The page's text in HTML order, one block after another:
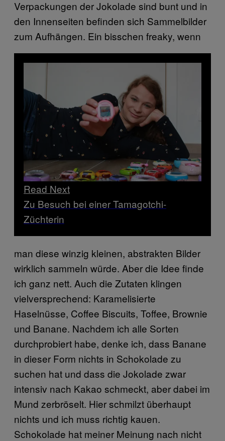
Verpackungen der Jokolade sind bunt und in
den Innenseiten befinden sich Sammelbilder
zum Aufhängen. Ein bisschen freaky, wenn
Read Next
Zu Besuch bei einer Tamagotchi-
Züchterin
man diese winzig kleinen, abstrakten Bilder
wirklich sammeln würde. Aber die Idee finde
ich ganz nett. Auch die Zutaten klingen
vielversprechend: Karamelisierte
Haselnüsse, Coffee Biscuits, Toffee, Brownie
und Banane. Nachdem ich alle Sorten
durchprobiert habe, denke ich, dass Banane
in dieser Form nichts in Schokolade zu
suchen hat und dass die Jokolade zwar
intensiv nach Kakao schmeckt, aber dabei im
Mund zerbröselt. Hier schmilzt überhaupt
nichts und ich muss richtig kauen.
Schokolade hat meiner Meinung nach nicht